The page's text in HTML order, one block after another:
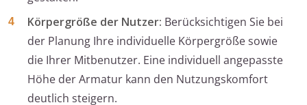
Körpergröße der Nutzer: Berücksichtigen Sie bei
der Planung Ihre individuelle Körpergröße sowie
die Ihrer Mitbenutzer. Eine individuell angepasste
Höhe der Armatur kann den Nutzungskomfort
deutlich steigern.